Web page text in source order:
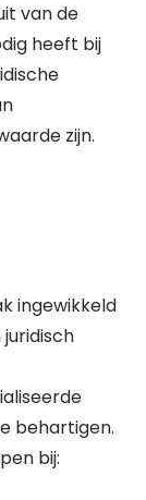
van de
heeft bij
zijn.
ingewikkeld
behartigen.
bij: